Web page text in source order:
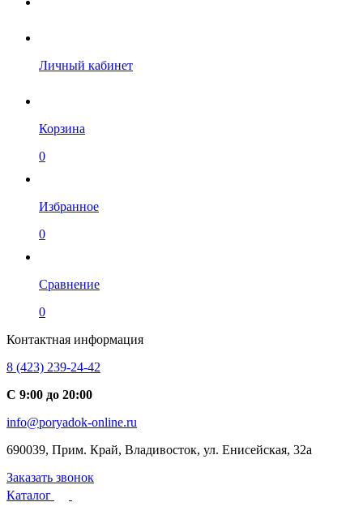
Личный кабинет
Корзина
0
Избранное
0
Сравнение
0
Контактная информация
8 (423) 239-24-42
С 9:00 до 20:00
info@poryadok-online.ru
690039, Прим. Край, Владивосток, ул. Енисейская, 32а
Заказать звонок
Каталог